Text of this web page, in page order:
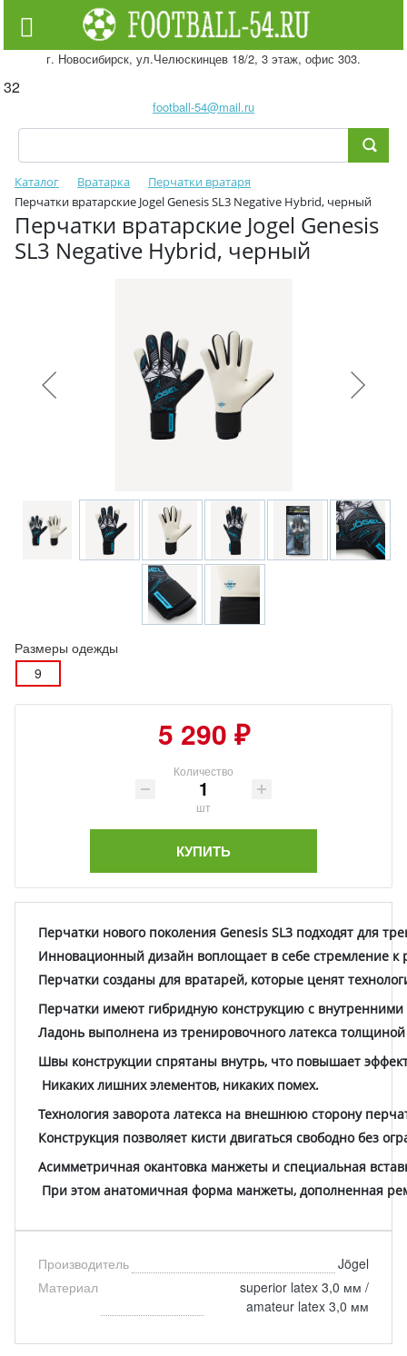
г. Новосибирск, ул.Челюскинцев 18/2, 3 этаж, офис 303.
32
football-54@mail.ru
Каталог Вратарка
Перчатки вратаря
Перчатки вратарские Jogel Genesis SL3 Negative Hybrid, черный
Перчатки вратарские Jogel Genesis
SL3 Negative Hybrid, черный
Размеры одежды
9
5 290 ₽
Количество
шт
КУПИТЬ
Перчатки нового поколения Genesis SL3 подходят для
Инновационный дизайн воплощает в себе стремление
Перчатки созданы для вратарей, которые ценят
Перчатки имеют гибридную конструкцию с
Ладонь выполнена из тренировочного латекса
Швы конструкции спрятаны внутрь, что повышает
Никаких лишних элементов, никаких помех.
Технология заворота латекса на внешнюю сторону
Конструкция позволяет кисти двигаться свободно без
Асимметричная окантовка манжеты и специальная
При этом анатомичная форма манжеты, дополненная
Производитель
Jögel
Материал
superior latex 3,0 мм /
amateur latex 3,0 мм